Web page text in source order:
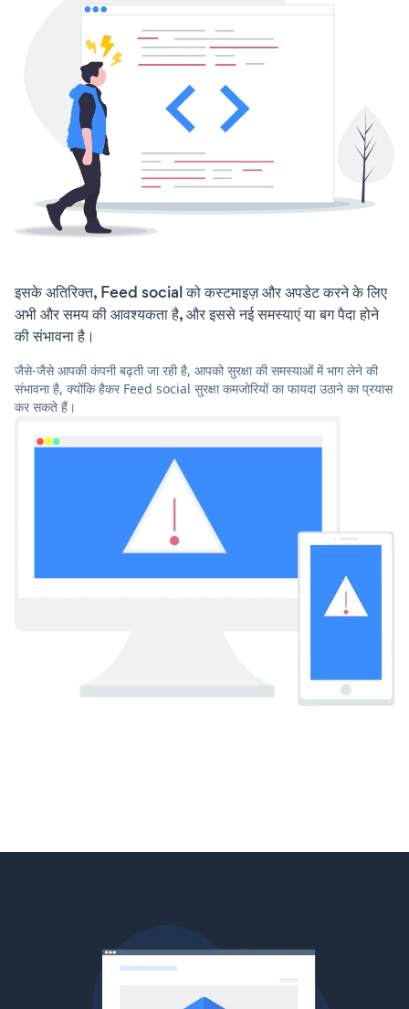
इसके अतिरिक्त, Feed social को कस्टमाइज़ और अपडेट करने के लिए
अभी और समय की आवश्यकता है, और इससे नई समस्याएं या बग पैदा होने
की संभावना है।
जैसे-जैसे आपकी कंपनी बढ़ती जा रही है, आपको सुरक्षा की समस्याओं में भाग लेने की
संभावना है, क्योंकि हैकर Feed social सुरक्षा कमजोरियों का फायदा उठाने का प्रयास
कर सकते हैं।